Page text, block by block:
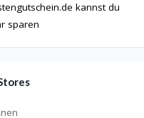
kannst du
sparen